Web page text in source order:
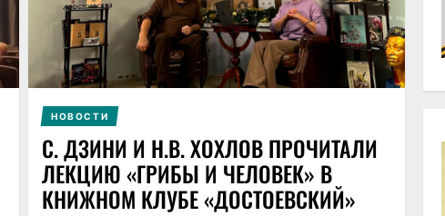
НОВОСТИ
С. ДЗИНИ И Н.В. ХОХЛОВ ПРОЧИТАЛИ
ЛЕКЦИЮ «ГРИБЫ И ЧЕЛОВЕК» В
КНИЖНОМ КЛУБЕ «ДОСТОЕВСКИЙ»